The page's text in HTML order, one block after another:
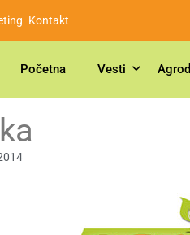
Kontakt
Početna Vesti